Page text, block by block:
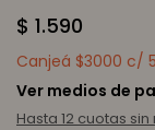
$ 1.590
Canjeá $3000 c/
Ver medios de
Hasta 12 cuotas